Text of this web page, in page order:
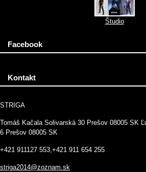
Študio
Facebook
Kontakt
STRIGA
Tomáš Kačala Solivarská 30 Prešov 08005 SK
6 Prešov 08005 SK
+421 911127 553,+421 911 654 255
striga2014@zoznam.sk